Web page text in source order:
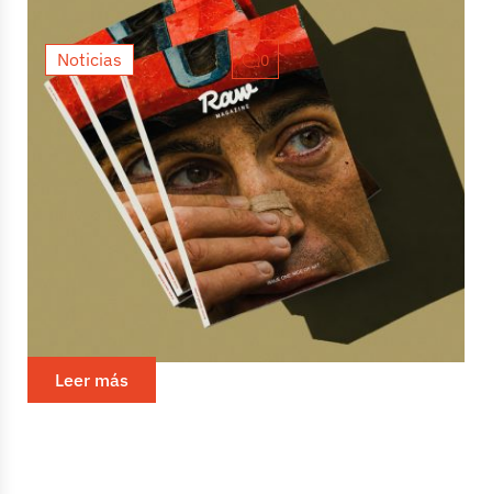
Noticias 0
Presentación del Issue One: Ride
Con el lanzamiento del primer volumen de la revista
impresa, Raw Cycling Magazine inició una nueva etapa,
y tras los agradables comentarios de los lectores,...
Leer más